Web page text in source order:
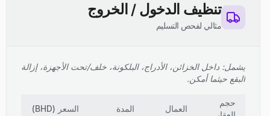
تنظيف الدخول / الخروج
مثالي لفحص التسليم
يشمل: داخل الخزائن، الأدراج، البلكونة، خلف/تحت الأجهزة، إزالة
البقع حيثما أمكن.
حجم
العمال المدة السعر (
BHD
)